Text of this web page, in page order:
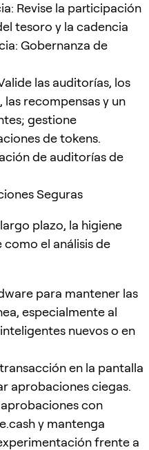
Revise la participación
tesoro y la cadencia
Gobernanza de
las auditorías, los
recompensas y un
gestione
de tokens.
de auditorías de
Seguras
plazo, la higiene
el análisis de
para mantener las
especialmente al
nuevos o en
en la pantalla
aprobaciones ciegas.
con
y mantenga
frente a